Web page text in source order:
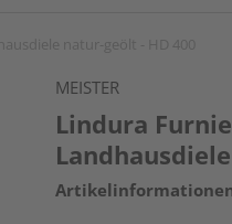
MEISTER
Lindura